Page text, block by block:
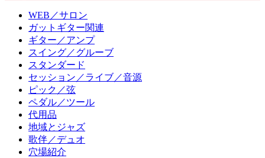
WEB／サロン
ガットギター関連
ギター／アンプ
スイング／グルーブ
スタンダード
セッション／ライブ／音源
ピック／弦
ペダル／ツール
代用品
地域とジャズ
歌伴／デュオ
穴場紹介